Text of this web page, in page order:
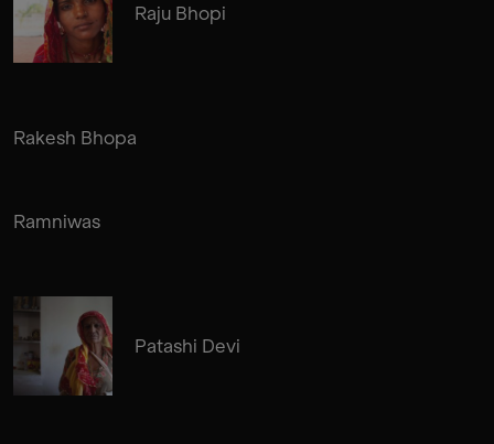
Raju Bhopi
Rakesh Bhopa
Ramniwas
Patashi Devi